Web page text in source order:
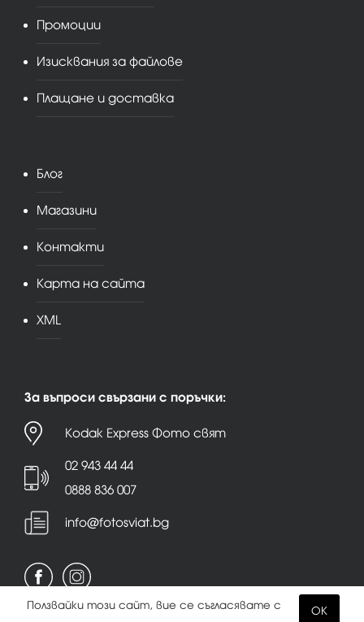
Промоции
Изисквания за файлове
Плащане и доставка
Блог
Магазини
Контакти
Карта на сайта
XML
За въпроси свързани с поръчки:
Kodak Express Фото свят
02 943 44 44
0888 836 007
info@fotosviat.bg
OK
Ползвайки този сайт, вие се съгласявате с